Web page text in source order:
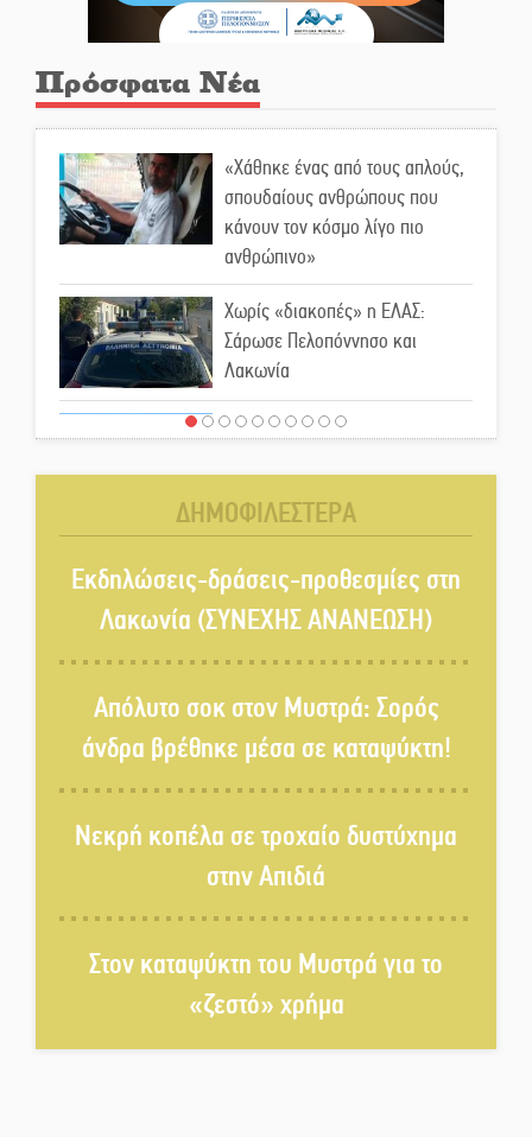
Πρόσφατα Νέα
«Χάθηκε ένας από τους απλούς,
σπουδαίους ανθρώπους που
κάνουν τον κόσμο λίγο πιο
ανθρώπινο»
Χωρίς «διακοπές» η ΕΛΑΣ:
Σάρωσε Πελοπόννησο και
Λακωνία
«Έφυγε» ένας γνήσιος Δάσκαλος
«Κλειστά» ανοιχτά προαύλια
στον Δ. Σπάρτης;
Δεκαπενταύγουστος στην
Πετρίνα: Αντάμωμα με μουσική,
χορό και παράδοση
Ταϊβάν: Στη βάση τους τα
παγκόσμια Σπαρτιατόπουλα
«Ρίζες και Ρεύματα» στο
ΔΗΜΟΦΙΛΕΣΤΕΡΑ
Εκδηλώσεις-δράσεις-προθεσμίες στη
Λακωνία (ΣΥΝΕΧΗΣ ΑΝΑΝΕΩΣΗ)
Απόλυτο σοκ στον Μυστρά: Σορός
άνδρα βρέθηκε μέσα σε καταψύκτη!
Νεκρή κοπέλα σε τροχαίο δυστύχημα
στην Απιδιά
Στον καταψύκτη του Μυστρά για το
«ζεστό» χρήμα